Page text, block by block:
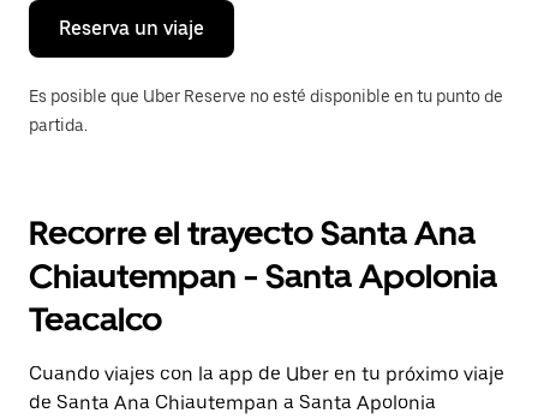
Reserva un viaje
Es posible que Uber Reserve no esté disponible en tu punto de
partida.
Recorre el trayecto Santa Ana
Chiautempan - Santa Apolonia
Teacalco
Cuando viajes con la app de Uber en tu próximo viaje
de Santa Ana Chiautempan a Santa Apolonia